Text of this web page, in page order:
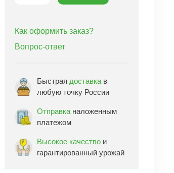
Как оформить заказ?
Вопрос-ответ
Быстрая доставка в
любую точку России
Отправка наложенным
платежом
Высокое качество и
гарантированный урожай